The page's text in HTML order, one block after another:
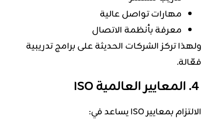
مهارات تواصل عالية
معرفة بأنظمة الاتصال
ولهذا تركز الشركات الحديثة على برامج تدريبية
فعّالة.
الالتزام بمعايير ISO يساعد في: